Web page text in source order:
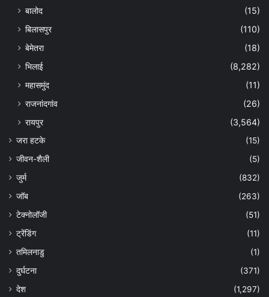
बालोद
(15)
बिलासपुर
(110)
बेमेतरा
(18)
भिलाई
(8,282)
महासमुंद
(11)
राजनांदगांव
(26)
रायपुर
(3,564)
जरा हटके
(15)
जीवन-शैली
(5)
जुर्म
(832)
जॉब
(263)
टेक्नोलॉजी
(51)
ट्रेंडिंग
(11)
तमिलनाडु
(1)
दुर्घटना
(371)
देश
(1,297)